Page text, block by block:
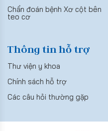
Chẩn đoán bệnh Xơ cột bên
teo cơ
Thông tin hỗ trợ
Thư viện y khoa
Chính sách hỗ trợ
Các câu hỏi thường gặp